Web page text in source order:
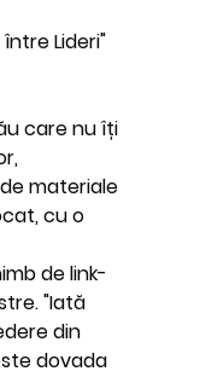
Lideri"
care nu îți
materiale
cu o
de link-
"Iată
din
dovada